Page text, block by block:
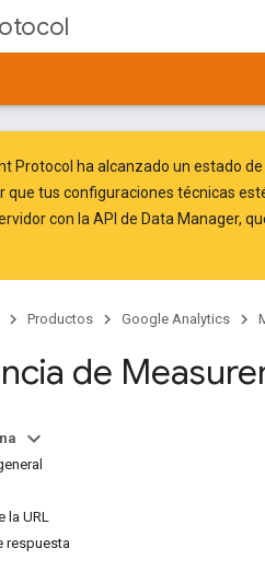
Protocol ha alcanzado un estado
que tus configuraciones técnicas
con la API de Data Manager,
Productos Google Analytics
de
la URL
respuesta